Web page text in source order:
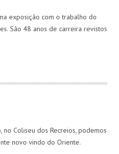
exposição com o trabalho do
São 48 anos de carreira revistos
Coliseu dos Recreios, podemos
novo vindo do Oriente.